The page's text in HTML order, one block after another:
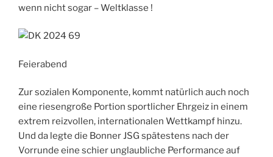
wenn nicht sogar – Weltklasse !
Feierabend
Zur sozialen Komponente, kommt natürlich auch noch
eine riesengroße Portion sportlicher Ehrgeiz in einem
extrem reizvollen, internationalen Wettkampf hinzu.
Und da legte die Bonner JSG spätestens nach der
Vorrunde eine schier unglaubliche Performance auf